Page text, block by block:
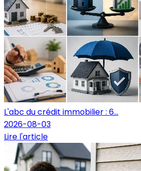
L'abc du crédit immobilier : 6...
2026-08-03
Lire l'article